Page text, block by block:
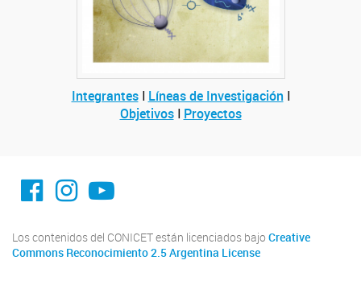
IntegrantesΙ Líneas de InvestigaciónΙ
ObjetivosΙ Proyectos
facebook imit.conicet
imit.conicet
Youtube
Los contenidos del CONICET están licenciados bajo Creative
Commons Reconocimiento 2.5 Argentina License